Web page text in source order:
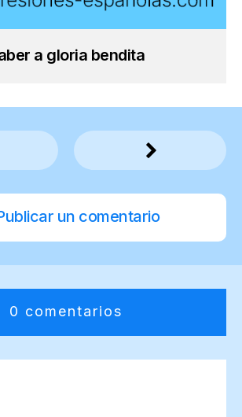
a gloria bendita
un comentario
0 comentarios